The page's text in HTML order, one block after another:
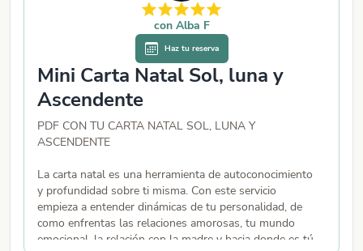
con Alba F
Haz tu reserva
Mini Carta Natal Sol, luna y
Ascendente
PDF CON TU CARTA NATAL SOL, LUNA Y
ASCENDENTE
La carta natal es una herramienta de autoconocimiento
y profundidad sobre ti misma. Con este servicio
empieza a entender dinámicas de tu personalidad, de
como enfrentas las relaciones amorosas, tu mundo
emocional, la relación con la madre y hacia donde es tú